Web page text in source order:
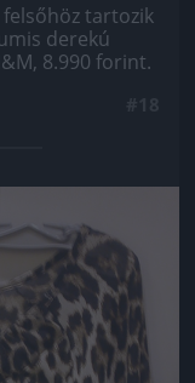
felsőhöz tartozik
derekú
8.990 forint.